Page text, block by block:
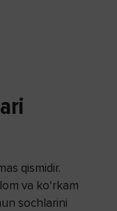
qismidir.
va ko‘rkam
sochlarini